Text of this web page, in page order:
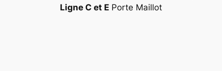
Ligne C et E Porte Maillot